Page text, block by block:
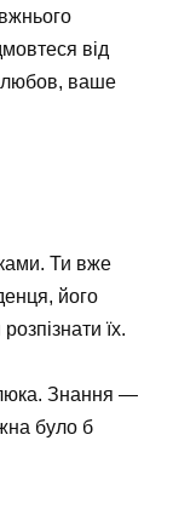
від
любов, ваше
Ти вже
його
їх.
Знання —
було б